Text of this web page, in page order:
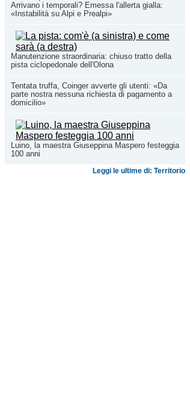
Arrivano i temporali? Emessa l'allerta gialla:
«Instabilità su Alpi e Prealpi»
Manutenzione straordinaria: chiuso tratto della
pista ciclopedonale dell'Olona
Tentata truffa, Coinger avverte gli utenti: «Da
parte nostra nessuna richiesta di pagamento a
domicilio»
Luino, la maestra Giuseppina Maspero festeggia
100 anni
Leggi le ultime di: Territorio